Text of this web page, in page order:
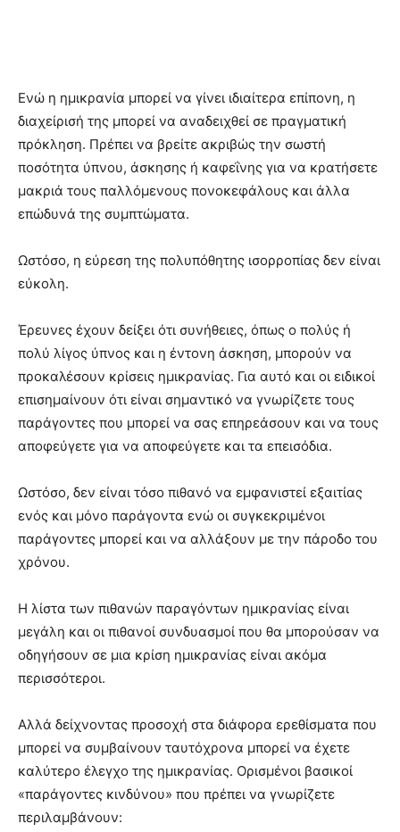
Ενώ η ημικρανία μπορεί να γίνει ιδιαίτερα επίπονη, η
διαχείρισή της μπορεί να αναδειχθεί σε πραγματική
πρόκληση. Πρέπει να βρείτε ακριβώς την σωστή
ποσότητα ύπνου, άσκησης ή καφεΐνης για να κρατήσετε
μακριά τους παλλόμενους πονοκεφάλους και άλλα
επώδυνά της συμπτώματα.
Ωστόσο, η εύρεση της πολυπόθητης ισορροπίας δεν είναι
εύκολη.
Έρευνες έχουν δείξει ότι συνήθειες, όπως ο πολύς ή
πολύ λίγος ύπνος και η έντονη άσκηση, μπορούν να
προκαλέσουν κρίσεις ημικρανίας. Για αυτό και οι ειδικοί
επισημαίνουν ότι είναι σημαντικό να γνωρίζετε τους
παράγοντες που μπορεί να σας επηρεάσουν και να τους
αποφεύγετε για να αποφεύγετε και τα επεισόδια.
Ωστόσο, δεν είναι τόσο πιθανό να εμφανιστεί εξαιτίας
ενός και μόνο παράγοντα ενώ οι συγκεκριμένοι
παράγοντες μπορεί και να αλλάξουν με την πάροδο του
χρόνου.
Η λίστα των πιθανών παραγόντων ημικρανίας είναι
μεγάλη και οι πιθανοί συνδυασμοί που θα μπορούσαν να
οδηγήσουν σε μια κρίση ημικρανίας είναι ακόμα
περισσότεροι.
Αλλά δείχνοντας προσοχή στα διάφορα ερεθίσματα που
μπορεί να συμβαίνουν ταυτόχρονα μπορεί να έχετε
καλύτερο έλεγχο της ημικρανίας. Ορισμένοι βασικοί
«παράγοντες κινδύνου» που πρέπει να γνωρίζετε
περιλαμβάνουν: